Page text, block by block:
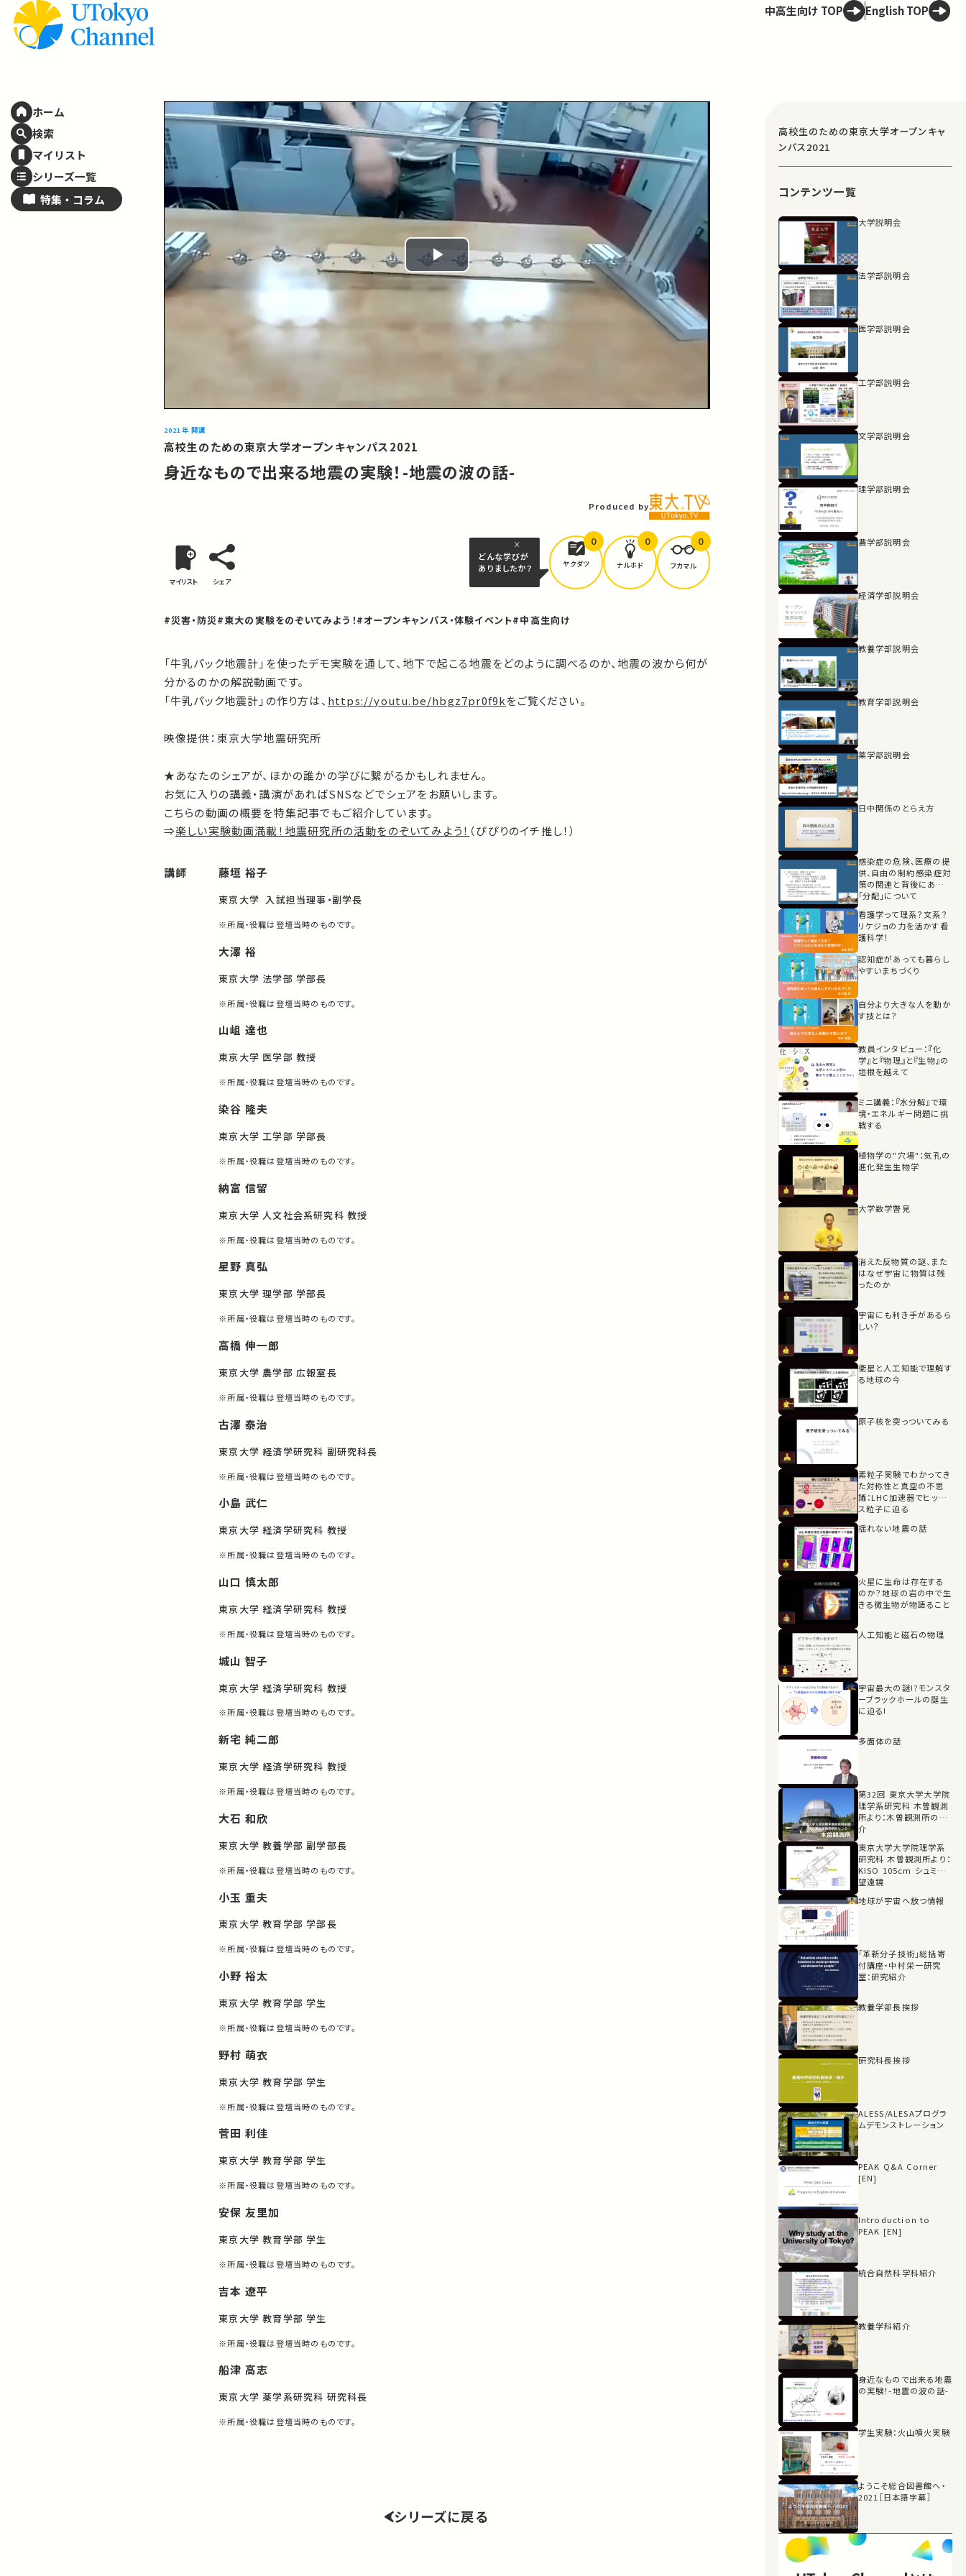
ホーム
検索
マイリスト
シリーズ一覧
特集・ コラム
中高生向け TOP English TOP
Play
2021年 開講
高校生のための東京大学オープンキャンパス2021
身近なもので出来る地震の実験！-地震の波の話-
Produced by
マイリスト シェア
どんな学びが
ありましたか？
ヤクダツ
0
ナルホド
0
フカマル
0
#災害・防災#東大の実験をのぞいてみよう！#オープンキャンパス・体験イベント#中高生向け
「牛乳パック地震計」を使ったデモ実験を通して、地下で起こる地震をどのように調べるのか、地震の波から何が
分かるのかの解説動画です。
「牛乳パック地震計」の作り方は、 https://youtu.be/hbgz7pr0f9kをご覧ください。
映像提供：東京大学地震研究所
★あなたのシェアが、ほかの誰かの学びに繋がるかもしれません。
お気に入りの講義・講演があればSNSなどでシェアをお願いします。
こちらの動画の概要を特集記事でもご紹介しています。
⇒楽しい実験動画満載！地震研究所の活動をのぞいてみよう！ （ぴぴりのイチ推し！）
講師 藤垣 裕子
東京大学 入試担当理事・副学長
※所属・役職は登壇当時のものです。
大澤 裕
東京大学 法学部 学部長
※所属・役職は登壇当時のものです。
山岨 達也
東京大学 医学部 教授
※所属・役職は登壇当時のものです。
染谷 隆夫
東京大学 工学部 学部長
※所属・役職は登壇当時のものです。
納富 信留
東京大学 人文社会系研究科 教授
※所属・役職は登壇当時のものです。
星野 真弘
東京大学 理学部 学部長
※所属・役職は登壇当時のものです。
高橋 伸一郎
東京大学 農学部 広報室長
※所属・役職は登壇当時のものです。
古澤 泰治
東京大学 経済学研究科 副研究科長
※所属・役職は登壇当時のものです。
小島 武仁
東京大学 経済学研究科 教授
※所属・役職は登壇当時のものです。
山口 慎太郎
東京大学 経済学研究科 教授
※所属・役職は登壇当時のものです。
城山 智子
東京大学 経済学研究科 教授
※所属・役職は登壇当時のものです。
新宅 純二郎
東京大学 経済学研究科 教授
※所属・役職は登壇当時のものです。
大石 和欣
東京大学 教養学部 副学部長
※所属・役職は登壇当時のものです。
小玉 重夫
東京大学 教育学部 学部長
※所属・役職は登壇当時のものです。
小野 裕太
東京大学 教育学部 学生
※所属・役職は登壇当時のものです。
野村 萌衣
東京大学 教育学部 学生
※所属・役職は登壇当時のものです。
菅田 利佳
東京大学 教育学部 学生
※所属・役職は登壇当時のものです。
安保 友里加
東京大学 教育学部 学生
※所属・役職は登壇当時のものです。
吉本 遼平
東京大学 教育学部 学生
※所属・役職は登壇当時のものです。
船津 高志
東京大学 薬学系研究科 研究科長
※所属・役職は登壇当時のものです。
シリーズに戻る
高校生のための東京大学オープンキャ
ンパス2021
コンテンツ一覧
大学説明会
法学部説明会
医学部説明会
工学部説明会
文学部説明会
理学部説明会
農学部説明会
経済学部説明会
教養学部説明会
教育学部説明会
薬学部説明会
日中関係のとらえ方
感染症の危険、医療の提
供、自由の制約――感染症対
策の関連と背後にある
「分配」について
看護学って理系？文系？
リケジョの力を活かす看
護科学！
認知症があっても暮らし
やすいまちづくり
自分より大きな人を動か
す技とは？
教員インタビュー：『化
学』と『物理』と『生物』の
垣根を越えて
ミニ講義：『水分解』で環
境・エネルギー問題に挑
戦する
植物学の"穴場"：気孔の
進化発生生物学
大学数学暼見
消えた反物質の謎、また
はなぜ宇宙に物質は残
ったのか
宇宙にも利き手があるら
しい？
衛星と人工知能で理解す
る地球の今
原子核を突っついてみる
素粒子実験でわかってき
た対称性と真空の不思
議：LHC加速器でヒッグ
ス粒子に迫る
揺れない地震の話
火星に生命は存在する
のか？地球の岩の中で生
きる微生物が物語ること
人工知能と磁石の物理
宇宙最大の謎!?モンスタ
ーブラックホールの誕生
に迫る!
多面体の話
第32回 東京大学大学院
理学系研究科 木曽観測
所より：木曽観測所の紹
介
東京大学大学院理学系
研究科 木曽観測所より：
KISO 105cm シュミット
望遠鏡
地球が宇宙へ放つ情報
「革新分子技術」総括寄
付講座・中村栄一研究
室：研究紹介
教養学部長挨拶
研究科長挨拶
ALESS/ALESAプログラ
ムデモンストレーション
PEAK Q&A Corner
[EN]
Introduction to
PEAK [EN]
統合自然科学科紹介
教養学科紹介
身近なもので出来る地震
の実験！-地震の波の話-
学生実験：火山噴火実験
ようこそ総合図書館へ・
2021［日本語字幕］